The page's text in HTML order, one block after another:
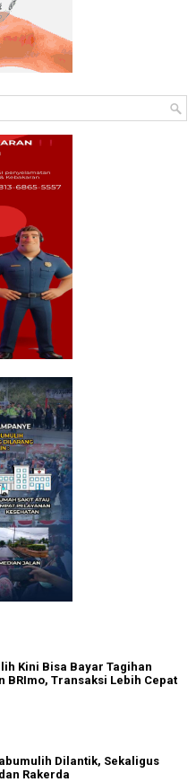
Kini Bisa Bayar Tagihan
BRImo, Transaksi Lebih Cepat
Dilantik, Sekaligus
Rakerda